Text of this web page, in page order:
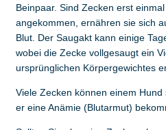
Beinpaar. Sind Zecken erst
angekommen, ernähren sie sich
Blut. Der Saugakt kann einige
wobei die Zecke vollgesaugt ein
ursprünglichen Körpergewichtes
Viele Zecken können einem
er eine Anämie (Blutarmut)